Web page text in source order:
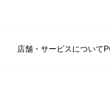
店舗・サービスについて